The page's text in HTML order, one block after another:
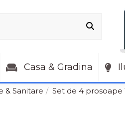
Casa & Gradina
& Sanitare Set de 4